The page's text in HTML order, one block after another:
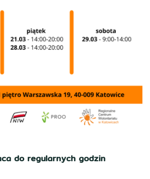
do regularnych godzin